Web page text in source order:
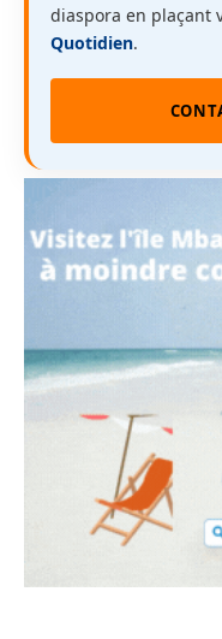
diaspora en plaçant
Quotidien.